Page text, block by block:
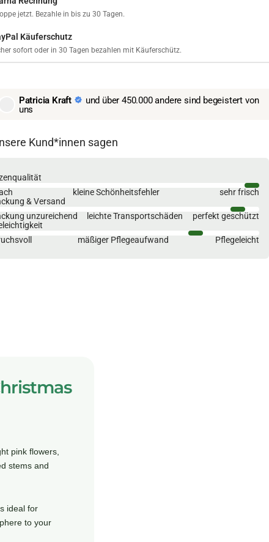
jetzt. Bezahle in bis zu 30 Tagen.
Käuferschutz
sofort oder in 30 Tagen bezahlen mit Käuferschütz.
Patricia Kraft
und über 450.000 andere sind begeistert von
uns
Kund*innen sagen
kleine Schönheitsfehler
sehr frisch
& Versand
unzureichend
leichte Transportschäden
perfekt geschützt
mäßiger Pflegeaufwand Pflegeleicht
pink flowers,
stems and
ideal for
to your